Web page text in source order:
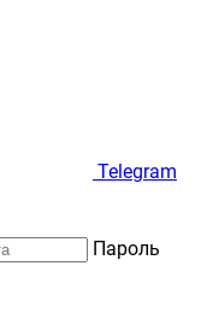
Telegram
Пароль